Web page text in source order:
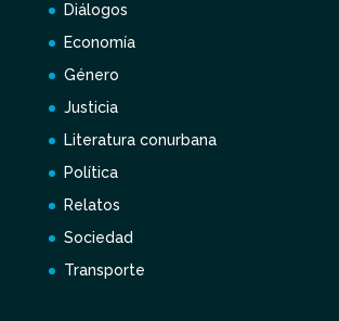
Diálogos
Economía
Género
Justicia
Literatura conurbana
Política
Relatos
Sociedad
Transporte